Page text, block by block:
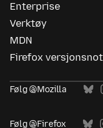
Enterprise
Verktøy
MDN
Firefox
Følg @Mozilla
Følg @Firefox